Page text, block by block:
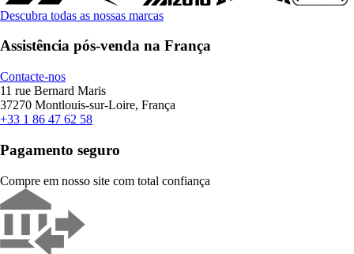
Descubra todas as nossas marcas
Assistência pós-venda na França
Contacte-nos
11 rue Bernard Maris
37270 Montlouis-sur-Loire, França
+33 1 86 47 62 58
Pagamento seguro
Compre em nosso site com total confiança